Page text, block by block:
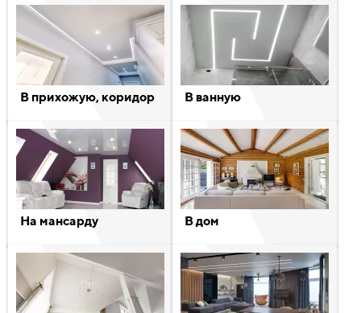
В прихожую, коридор В ванную
На мансарду В дом